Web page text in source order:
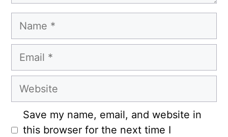
Name
Email
Website
Save my name, email, and website in
this browser for the next time I